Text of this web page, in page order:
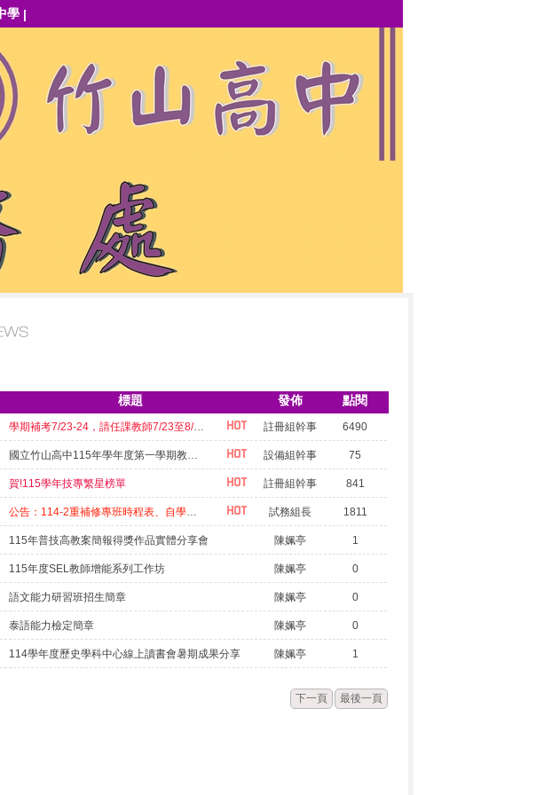
學 |
標題 發佈 點閱
學期補考7/23-24，請任課教師7/23至8/4晚上12時線上輸入補考成績【或紙本成績送回註冊組】 註冊組幹事 6490
國立竹山高中115年學年度第一學期教科書一覽表 設備組幹事 75
賀!115學年技專繁星榜單 註冊組幹事 841
公告：114-2重補修專班時程表、自學輔導開課表 試務組長 1811
115年普技高教案簡報得獎作品實體分享會 陳姵亭 1
115年度SEL教師增能系列工作坊 陳姵亭 0
語文能力研習班招生簡章 陳姵亭 0
泰語能力檢定簡章 陳姵亭 0
114學年度歷史學科中心線上讀書會暑期成果分享 陳姵亭 1
下一頁 最後一頁